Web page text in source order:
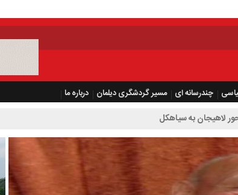
چندرسانه ای مسیر گردشگری دیلمان
درباره ما
لاهیجان به سیاهکل